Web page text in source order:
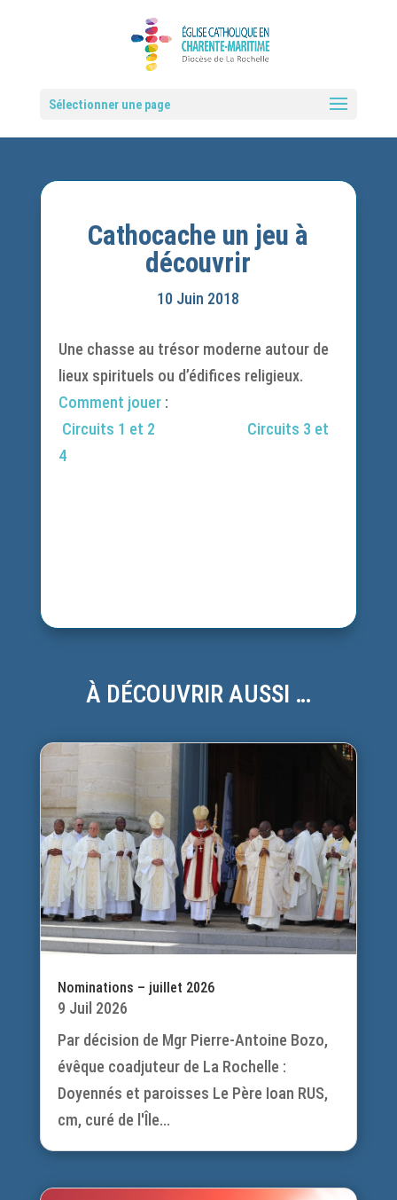
Sélectionner une page
Cathocache un jeu à
découvrir
10 Juin 2018
Une chasse au trésor moderne autour de
lieux spirituels ou d’édifices religieux.
Comment jouer:
Circuits 1 et 2
Circuits 3 et
4
À DÉCOUVRIR AUSSI …
Nominations – juillet 2026
9 Juil 2026
Par décision de Mgr Pierre-Antoine Bozo,
évêque coadjuteur de La Rochelle :
Doyennés et paroisses Le Père Ioan RUS,
cm, curé de l'Île...